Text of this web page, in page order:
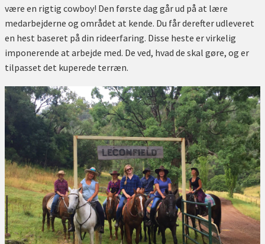
være en rigtig cowboy! Den første dag går ud på at lære
medarbejderne og området at kende. Du får derefter udleveret
en hest baseret på din rideerfaring. Disse heste er virkelig
imponerende at arbejde med. De ved, hvad de skal gøre, og er
tilpasset det kuperede terræn.